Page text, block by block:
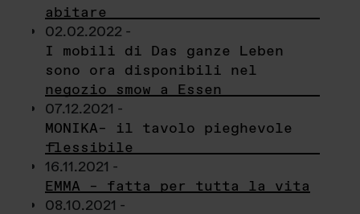
abitare
02.02.2022 -
I mobili di Das ganze Leben
sono ora disponibili nel
negozio smow a Essen
07.12.2021 -
MONIKA– il tavolo pieghevole
flessibile
16.11.2021 -
EMMA – fatta per tutta la vita
08.10.2021 -